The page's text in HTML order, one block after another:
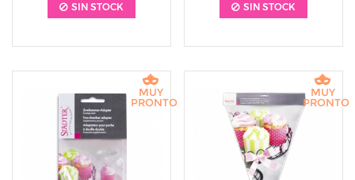
SIN STOCK SIN STOCK
MUY
PRONTO
MUY
PRONTO